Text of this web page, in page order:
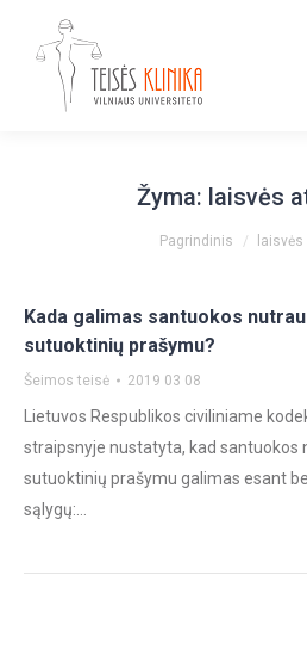
Žyma: laisvės
You are here:
Pagrindinis
Kada galimas santuokos
sutuoktinių prašymu?
Šeimos teisė 2019 03 08
Lietuvos Respublikos civiliniame
straipsnyje nustatyta, kad santuokos
sutuoktinių prašymu galimas esant
sąlygų:…